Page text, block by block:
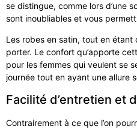
se distingue, comme lors d’une
sont inoubliables et vous
Les robes en satin, tout en étant
porter. Le confort qu’apporte
pour les femmes qui veulent se
journée tout en ayant une allure
Facilité d’entretien et
Contrairement à ce que l’on